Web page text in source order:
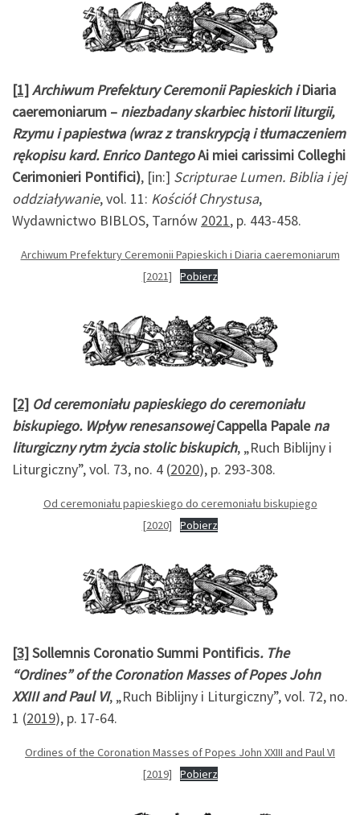
[1]Archiwum Prefektury Ceremonii Papieskich iDiaria
caeremoniarum – niezbadany skarbiec historii liturgii,
Rzymu i papiestwa (wraz z transkrypcją i tłumaczeniem
rękopisu kard. Enrico DantegoAi miei carissimi Colleghi
Cerimonieri Pontifici), [in:] Scripturae Lumen. Biblia i jej
oddziaływanie, vol. 11: Kościół Chrystusa,
Wydawnictwo BIBLOS, Tarnów 2021, p. 443-458.
Archiwum Prefektury Ceremonii Papieskich i Diaria caeremoniarum
[2021]
Pobierz
[2] Od ceremoniału papieskiego do ceremoniału
biskupiego. Wpływ renesansowejCappella Papalena
liturgiczny rytm życia stolic biskupich, „Ruch Biblijny i
Liturgiczny”, vol. 73, no. 4 (2020), p. 293-308.
Od ceremoniału papieskiego do ceremoniału biskupiego
[2020]
Pobierz
[3]Sollemnis Coronatio Summi Pontificis. The
“Ordines” of the Coronation Masses of Popes John
XXIII and Paul VI, „Ruch Biblijny i Liturgiczny”, vol. 72, no.
1 (2019), p. 17-64.
Ordines of the Coronation Masses of Popes John XXIII and Paul VI
[2019]
Pobierz